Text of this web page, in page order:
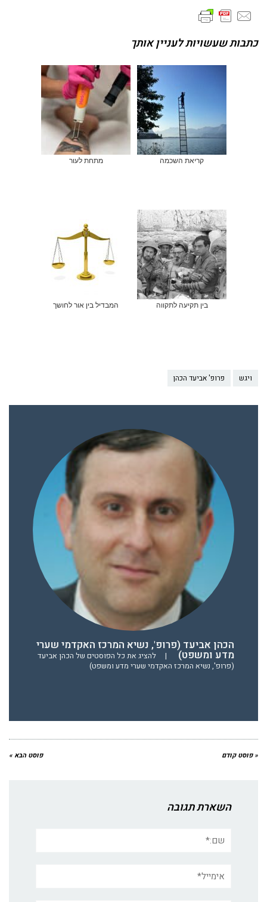
כתבות שעשויות לעניין אותך
קריאת השכמה מתחת לעור
בין תקיעה לתקווה המבדיל בין אור לחושך
ויגש פרופ' אביעד הכהן
הכהן אביעד (פרופ', נשיא המרכז האקדמי שערי
מדע ומשפט) |
להציג את כל הפוסטים של הכהן אביעד
(פרופ', נשיא המרכז האקדמי שערי מדע ומשפט)
« פוסט קודם פוסט הבא »
השארת תגובה